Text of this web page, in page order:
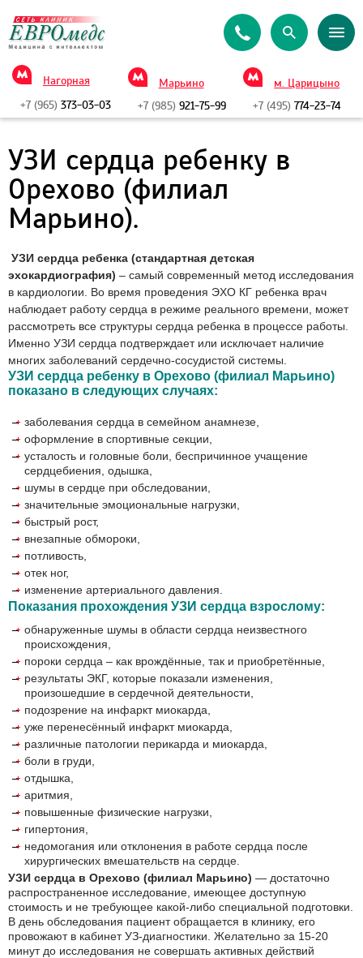
Нагорная
+7 (965) 373-03-03
Марьино
+7 (985)921-75-99
м. Царицыно
+7 (495) 774-23-74
УЗИ сердца ребенку в
Орехово (филиал
Марьино).
УЗИ сердца ребенка (стандартная детская
эхокардиография) – самый современный метод исследования
в кардиологии. Во время проведения ЭХО КГ ребенка врач
наблюдает работу сердца в режиме реального времени, может
рассмотреть все структуры сердца ребенка в процессе работы.
Именно УЗИ сердца подтверждает или исключает наличие
многих заболеваний сердечно-сосудистой системы.
УЗИ сердца ребенку в Орехово (филиал Марьино)
показано в следующих случаях:
заболевания сердца в семейном анамнезе,
оформление в спортивные секции,
усталость и головные боли, беспричинное учащение
сердцебиения, одышка,
шумы в сердце при обследовании,
значительные эмоциональные нагрузки,
быстрый рост,
внезапные обмороки,
потливость,
отек ног,
изменение артериального давления.
Показания прохождения УЗИ сердца взрослому:
обнаруженные шумы в области сердца неизвестного
происхождения,
пороки сердца – как врождённые, так и приобретённые,
результаты ЭКГ, которые показали изменения,
произошедшие в сердечной деятельности,
подозрение на инфаркт миокарда,
уже перенесённый инфаркт миокарда,
различные патологии перикарда и миокарда,
боли в груди,
отдышка,
аритмия,
повышенные физические нагрузки,
гипертония,
недомогания или отклонения в работе сердца после
хирургических вмешательств на сердце.
УЗИ сердца в Орехово (филиал Марьино) — достаточно
распространенное исследование, имеющее доступную
стоимость и не требующее какой-либо специальной подготовки.
В день обследования пациент обращается в клинику, его
провожают в кабинет УЗ-диагностики. Желательно за 15-20
минут до исследования не совершать активных действий